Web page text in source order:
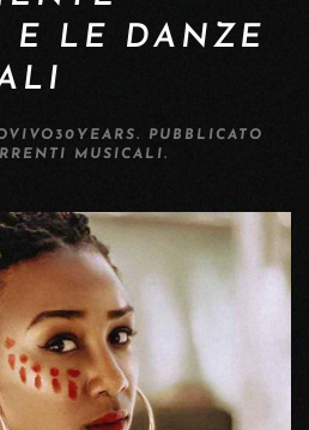
E LE DANZE
. PUBBLICATO
MUSICALI.